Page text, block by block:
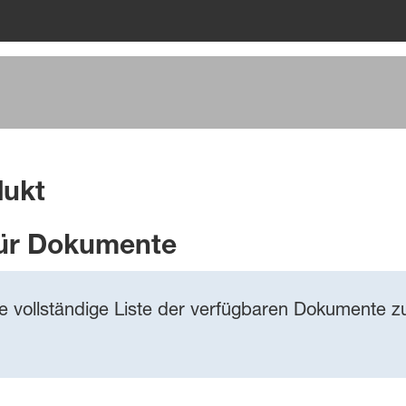
Dokumente
vollständige Liste der verfügbaren Dokumente